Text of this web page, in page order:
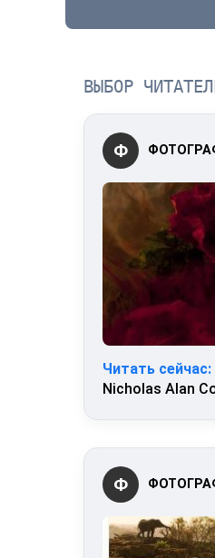
ВЫБОР
Ф
Читать сейчас:
Nicholas Alan
Ф